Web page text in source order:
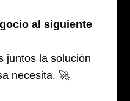
al siguiente
juntos la solución
necesita. 🚀